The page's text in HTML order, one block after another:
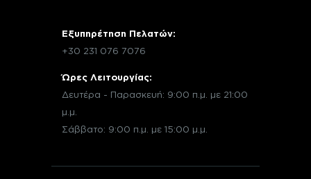
Εξυπηρέτηση Πελατών:
+30 231 076 7076
Ώρες Λειτουργίας:
Δευτέρα - Παρασκευή: 9:00 π.μ. με 21:00
μ.μ.
Σάββατο: 9:00 π.μ. με 15:00 μ.μ.